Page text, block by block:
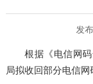
发
根据《电信网
局拟收回部分电信网